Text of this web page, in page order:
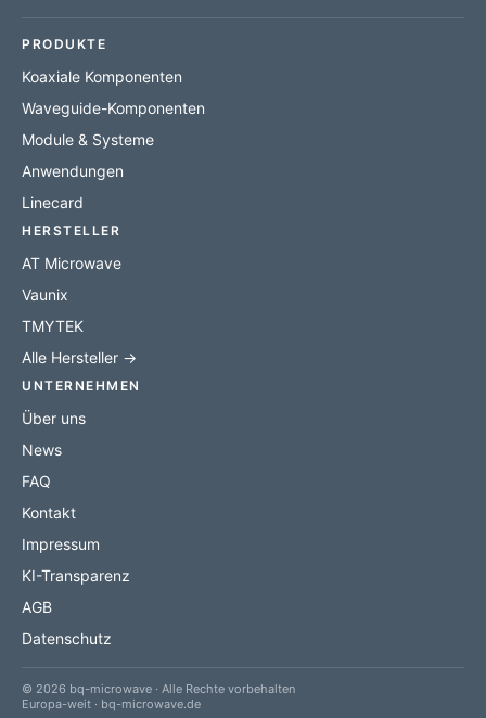
PRODUKTE
Koaxiale Komponenten
Waveguide-Komponenten
Module & Systeme
Anwendungen
Linecard
HERSTELLER
AT Microwave
Vaunix
TMYTEK
Alle Hersteller →
UNTERNEHMEN
Über uns
News
FAQ
Kontakt
Impressum
KI-Transparenz
AGB
Datenschutz
© 2026 bq-microwave · Alle Rechte vorbehalten
Europa-weit · bq-microwave.de